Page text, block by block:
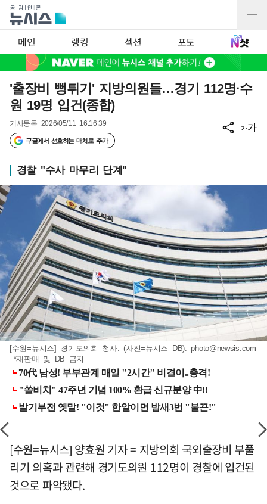
메인 랭킹 섹션 포토
'출장비 뻥튀기' 지방의원들…경기 112명·수
원 19명 입건(종합)
기사등록 2026/05/11 16:16:39
구글에서 선호하는 매체로 추가
가가
경찰 "수사 마무리 단계"
[수원=뉴시스] 경기도의회 청사. (사진=뉴시스 DB).photo@newsis.com
*재판매 및 DB 금지
[수원=뉴시스] 양효원 기자 = 지방의회 국외출장비 부풀
리기 의혹과 관련해 경기도의원 112명이 경찰에 입건된
것으로 파악됐다.